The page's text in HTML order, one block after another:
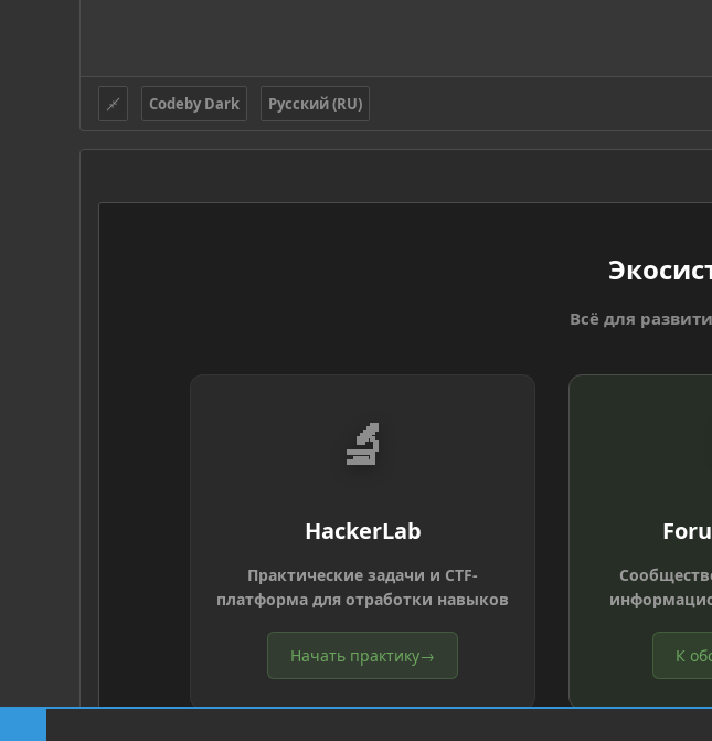
Codeby Dark Русский (RU)
Всё для
🔬
HackerLab
Практические задачи и CTF-
платформа для отработки навыков
Начать практику→ К